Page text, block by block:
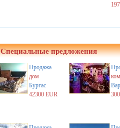
Специальные предложения
Продажа
дом
Бургас
42300 EUR